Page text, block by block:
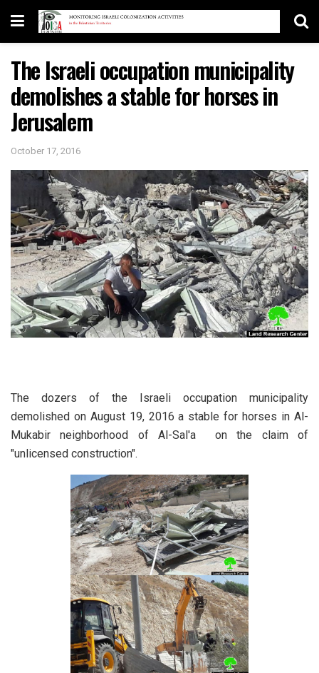
The Israeli occupation municipality
demolishes a stable for horses in
Jerusalem
October 17, 2016
The dozers of the Israeli occupation municipality
demolished on August 19, 2016 a stable for horses in Al-
Mukabir neighborhood of Al-Sal'a on the claim of
"unlicensed construction".